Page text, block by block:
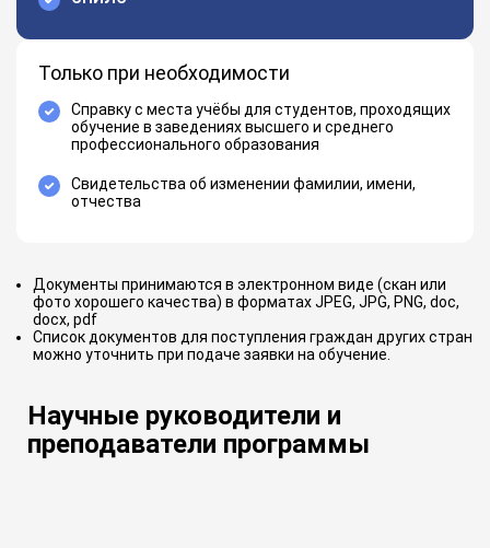
Только при необходимости
Справку с места учёбы для студентов, проходящих
обучение в заведениях высшего и среднего
профессионального образования
Свидетельства об изменении фамилии, имени,
отчества
Документы принимаются в электронном виде (скан или
фото хорошего качества) в форматах JPEG, JPG, PNG, doc,
docx, pdf
Список документов для поступления граждан других стран
можно уточнить при подаче заявки на обучение.
Научные руководители и
преподаватели программы